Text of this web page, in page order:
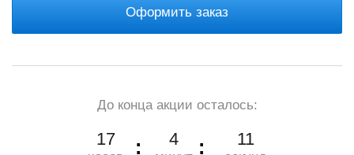
Оформить заказ
До конца акции осталось:
17 4 10